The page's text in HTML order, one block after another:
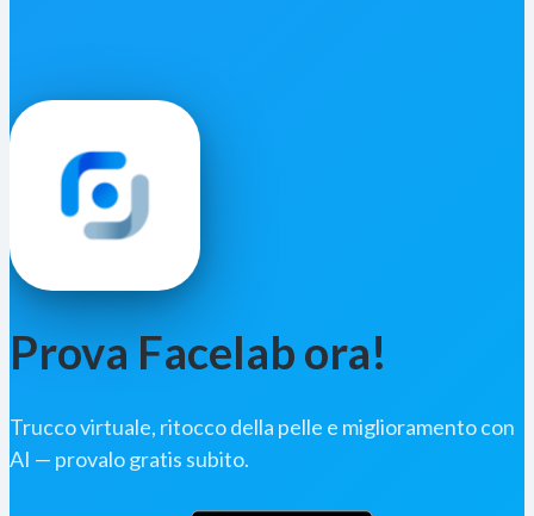
Prova Facelab ora!
Trucco virtuale, ritocco della pelle e miglioramento con
AI — provalo gratis subito.